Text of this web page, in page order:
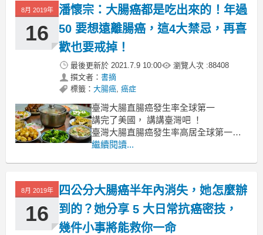
一歲以下 51 歲以上、孕期及哺乳婦女
8月 2019年
16
潘懷宗：大腸癌都是吃出來的！年過
50 要想遠離腸癌，這4大禁忌，再喜
歡也要戒掉！
最後更新於 2021.7.9 10:00 瀏覽人次 :88408
撰文者： 書摘
標籤： 大腸癌, 癌症
臺灣大腸直腸癌發生率全球第一
講完了美國， 講講臺灣吧 ！
臺灣大腸直腸癌發生率高居全球第一，
平均每十萬人有 45.1 人罹患大腸癌。
繼續閱讀...
8月 2019年
16
四公分大腸癌半年內消失，她怎麼辦
到的？她分享 5 大日常抗癌密技，
幾件小事將能救你一命